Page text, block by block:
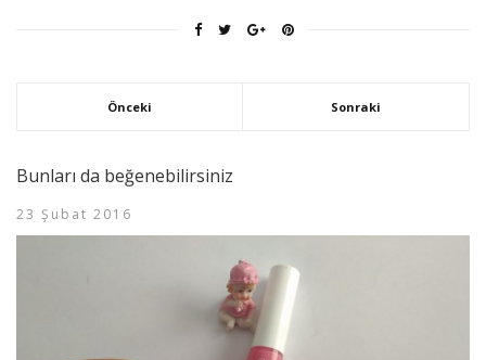
Önceki Sonraki
Bunları da beğenebilirsiniz
23 Şubat 2016